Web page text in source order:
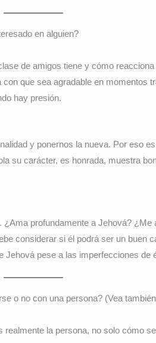
en alguien?
de amigos tiene y cómo
que sea agradable en momentos
hay presión.
y ponernos la nueva. Por eso
su carácter, es honrada, muestra
profundamente a Jehová? ¿Me
considerar si él podrá ser un buen
Jehová pese a las imperfecciones de
o no con una persona? (Vea
la persona, no solo cómo